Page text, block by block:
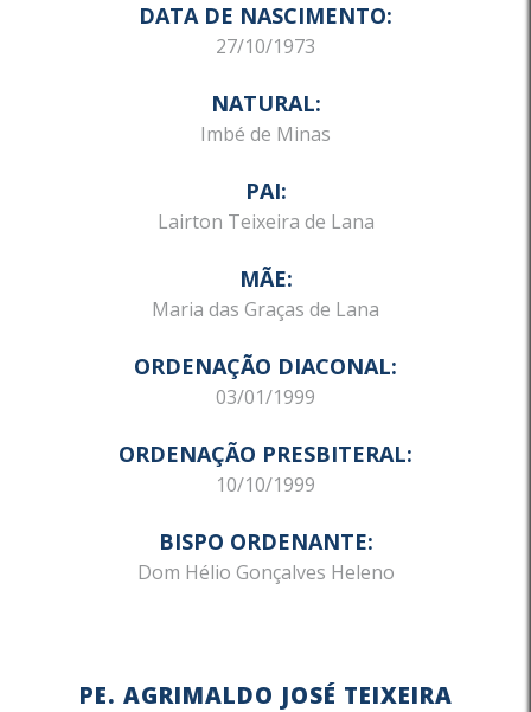
DATA DE NASCIMENTO:
27/10/1973
NATURAL:
Imbé de Minas
PAI:
Lairton Teixeira de Lana
MÃE:
Maria das Graças de Lana
ORDENAÇÃO DIACONAL:
03/01/1999
ORDENAÇÃO PRESBITERAL:
10/10/1999
BISPO ORDENANTE:
Dom Hélio Gonçalves Heleno
PE. AGRIMALDO JOSÉ TEIXEIRA